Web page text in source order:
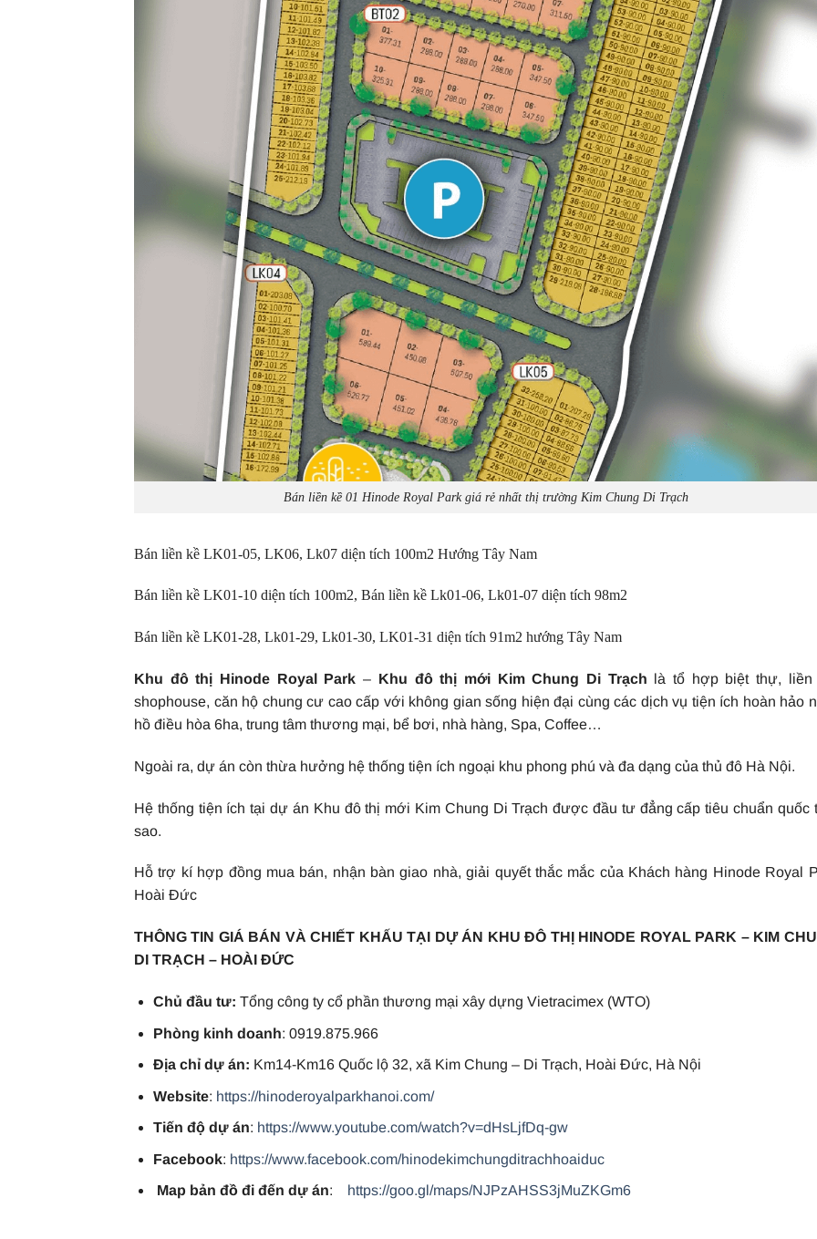
Bán liền kề 01 Hinode Royal Park giá rẻ nhất thị trường Kim Chung Di Trạch
Bán liền kề LK01-05, LK06, Lk07 diện tích 100m2 Hướng Tây Nam
Bán liền kề LK01-10 diện tích 100m2, Bán liền kề Lk01-06, Lk01-07 diện tích 98m2
Bán liền kề LK01-28, Lk01-29, Lk01-30, LK01-31 diện tích 91m2 hướng Tây Nam
Khu đô thị Hinode Royal Park – Khu đô thị mới Kim Chung Di Trạch là tổ hợp biệt thự, liền
shophouse, căn hộ chung cư cao cấp với không gian sống hiện đại cùng các dịch vụ tiện ích hoàn hảo
hồ điều hòa 6ha, trung tâm thương mại, bể bơi, nhà hàng, Spa, Coffee…
Ngoài ra, dự án còn thừa hưởng hệ thống tiện ích ngoại khu phong phú và đa dạng của thủ đô Hà Nội.
Hệ thống tiện ích tại dự án Khu đô thị mới Kim Chung Di Trạch được đầu tư đẳng cấp tiêu chuẩn quốc
sao.
Hỗ trợ kí hợp đồng mua bán, nhận bàn giao nhà, giải quyết thắc mắc của Khách hàng Hinode Royal
Hoài Đức
THÔNG TIN GIÁ BÁN VÀ CHIẾT KHẤU TẠI DỰ ÁN KHU ĐÔ THỊ HINODE ROYAL PARK – KIM
DI TRẠCH – HOÀI ĐỨC
Chủ đầu tư: Tổng công ty cổ phần thương mại xây dựng Vietracimex (WTO)
Phòng kinh doanh: 0919.875.966
Địa chỉ dự án: Km14-Km16 Quốc lộ 32, xã Kim Chung – Di Trạch, Hoài Đức, Hà Nội
Website: https://hinoderoyalparkhanoi.com/
Tiến độ dự án: https://www.youtube.com/watch?v=dHsLjfDq-gw
Facebook: https://www.facebook.com/hinodekimchungditrachhoaiduc
Map bản đồ đi đến dự án: https://goo.gl/maps/NJPzAHSS3jMuZKGm6